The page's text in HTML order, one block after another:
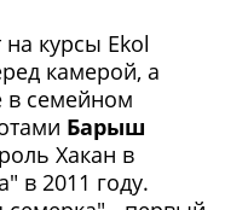
курсы Ekol
камерой, а
в семейном
Барыш
Хакан в
в 2011 году.